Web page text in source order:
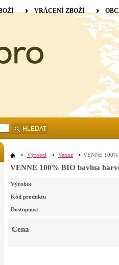
Výrobci Venne VENNE
VENNE 100% BIO bavlna
Výrobce
Kód produktu
Dostupnost
Cena
VRÁCENÍ ZBOŽÍ
HLEDAT